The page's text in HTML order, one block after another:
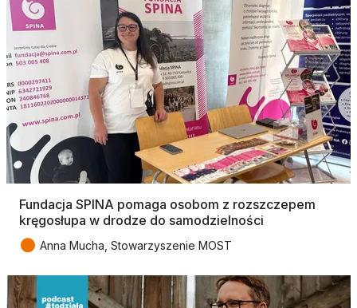
Fundacja SPINA pomaga osobom z rozszczepem
kręgosłupa w drodze do samodzielności
● Anna Mucha, Stowarzyszenie MOST